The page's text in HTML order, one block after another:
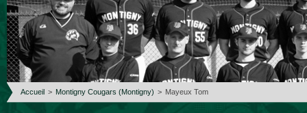
Accueil > Montigny Cougars (Montigny) > Mayeux Tom